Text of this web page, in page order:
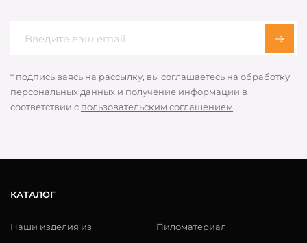
* подписываясь на рассылку, вы соглашаетесь на обработку
персональных данных и получение информации в
соответствии с пользовательским соглашением
КАТАЛОГ
Наши изделия из Пиломатериал